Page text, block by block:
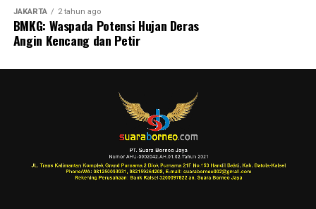
JAKARTA 2 tahun ago
BMKG: Waspada Potensi Hujan Deras
Angin Kencang dan Petir